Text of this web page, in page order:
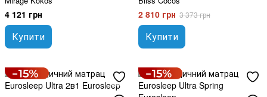
4 121 грн
Купити
2 810 грн 3 373 грн
Купити